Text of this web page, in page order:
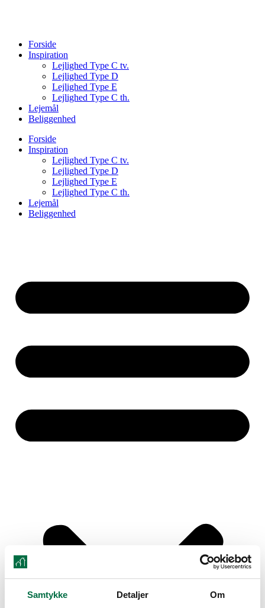
Samtykke Detaljer Om
Forside
Inspiration
Lejlighed Type C tv.
Lejlighed Type D
Lejlighed Type E
Lejlighed Type C th.
Lejemål
Beliggenhed
Forside
Inspiration
Lejlighed Type C tv.
Lejlighed Type D
Lejlighed Type E
Lejlighed Type C th.
Lejemål
Beliggenhed